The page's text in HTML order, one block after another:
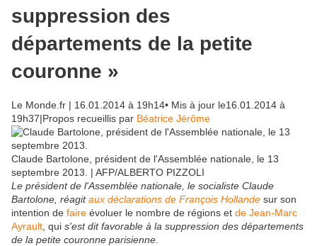
suppression des
départements de la petite
couronne »
Le Monde.fr | 16.01.2014 à 19h14• Mis à jour le16.01.2014 à
19h37|Propos recueillis par Béatrice Jérôme
Claude Bartolone, président de l'Assemblée nationale, le 13
septembre 2013. | AFP/ALBERTO PIZZOLI
Le président de l'Assemblée nationale, le socialiste Claude
Bartolone, réagitaux déclarations de François Hollande sur son
intention de faire évoluer le nombre de régions et de Jean-Marc
Ayrault , qui s'est dit favorable à la suppression des départements
de la petite couronne parisienne